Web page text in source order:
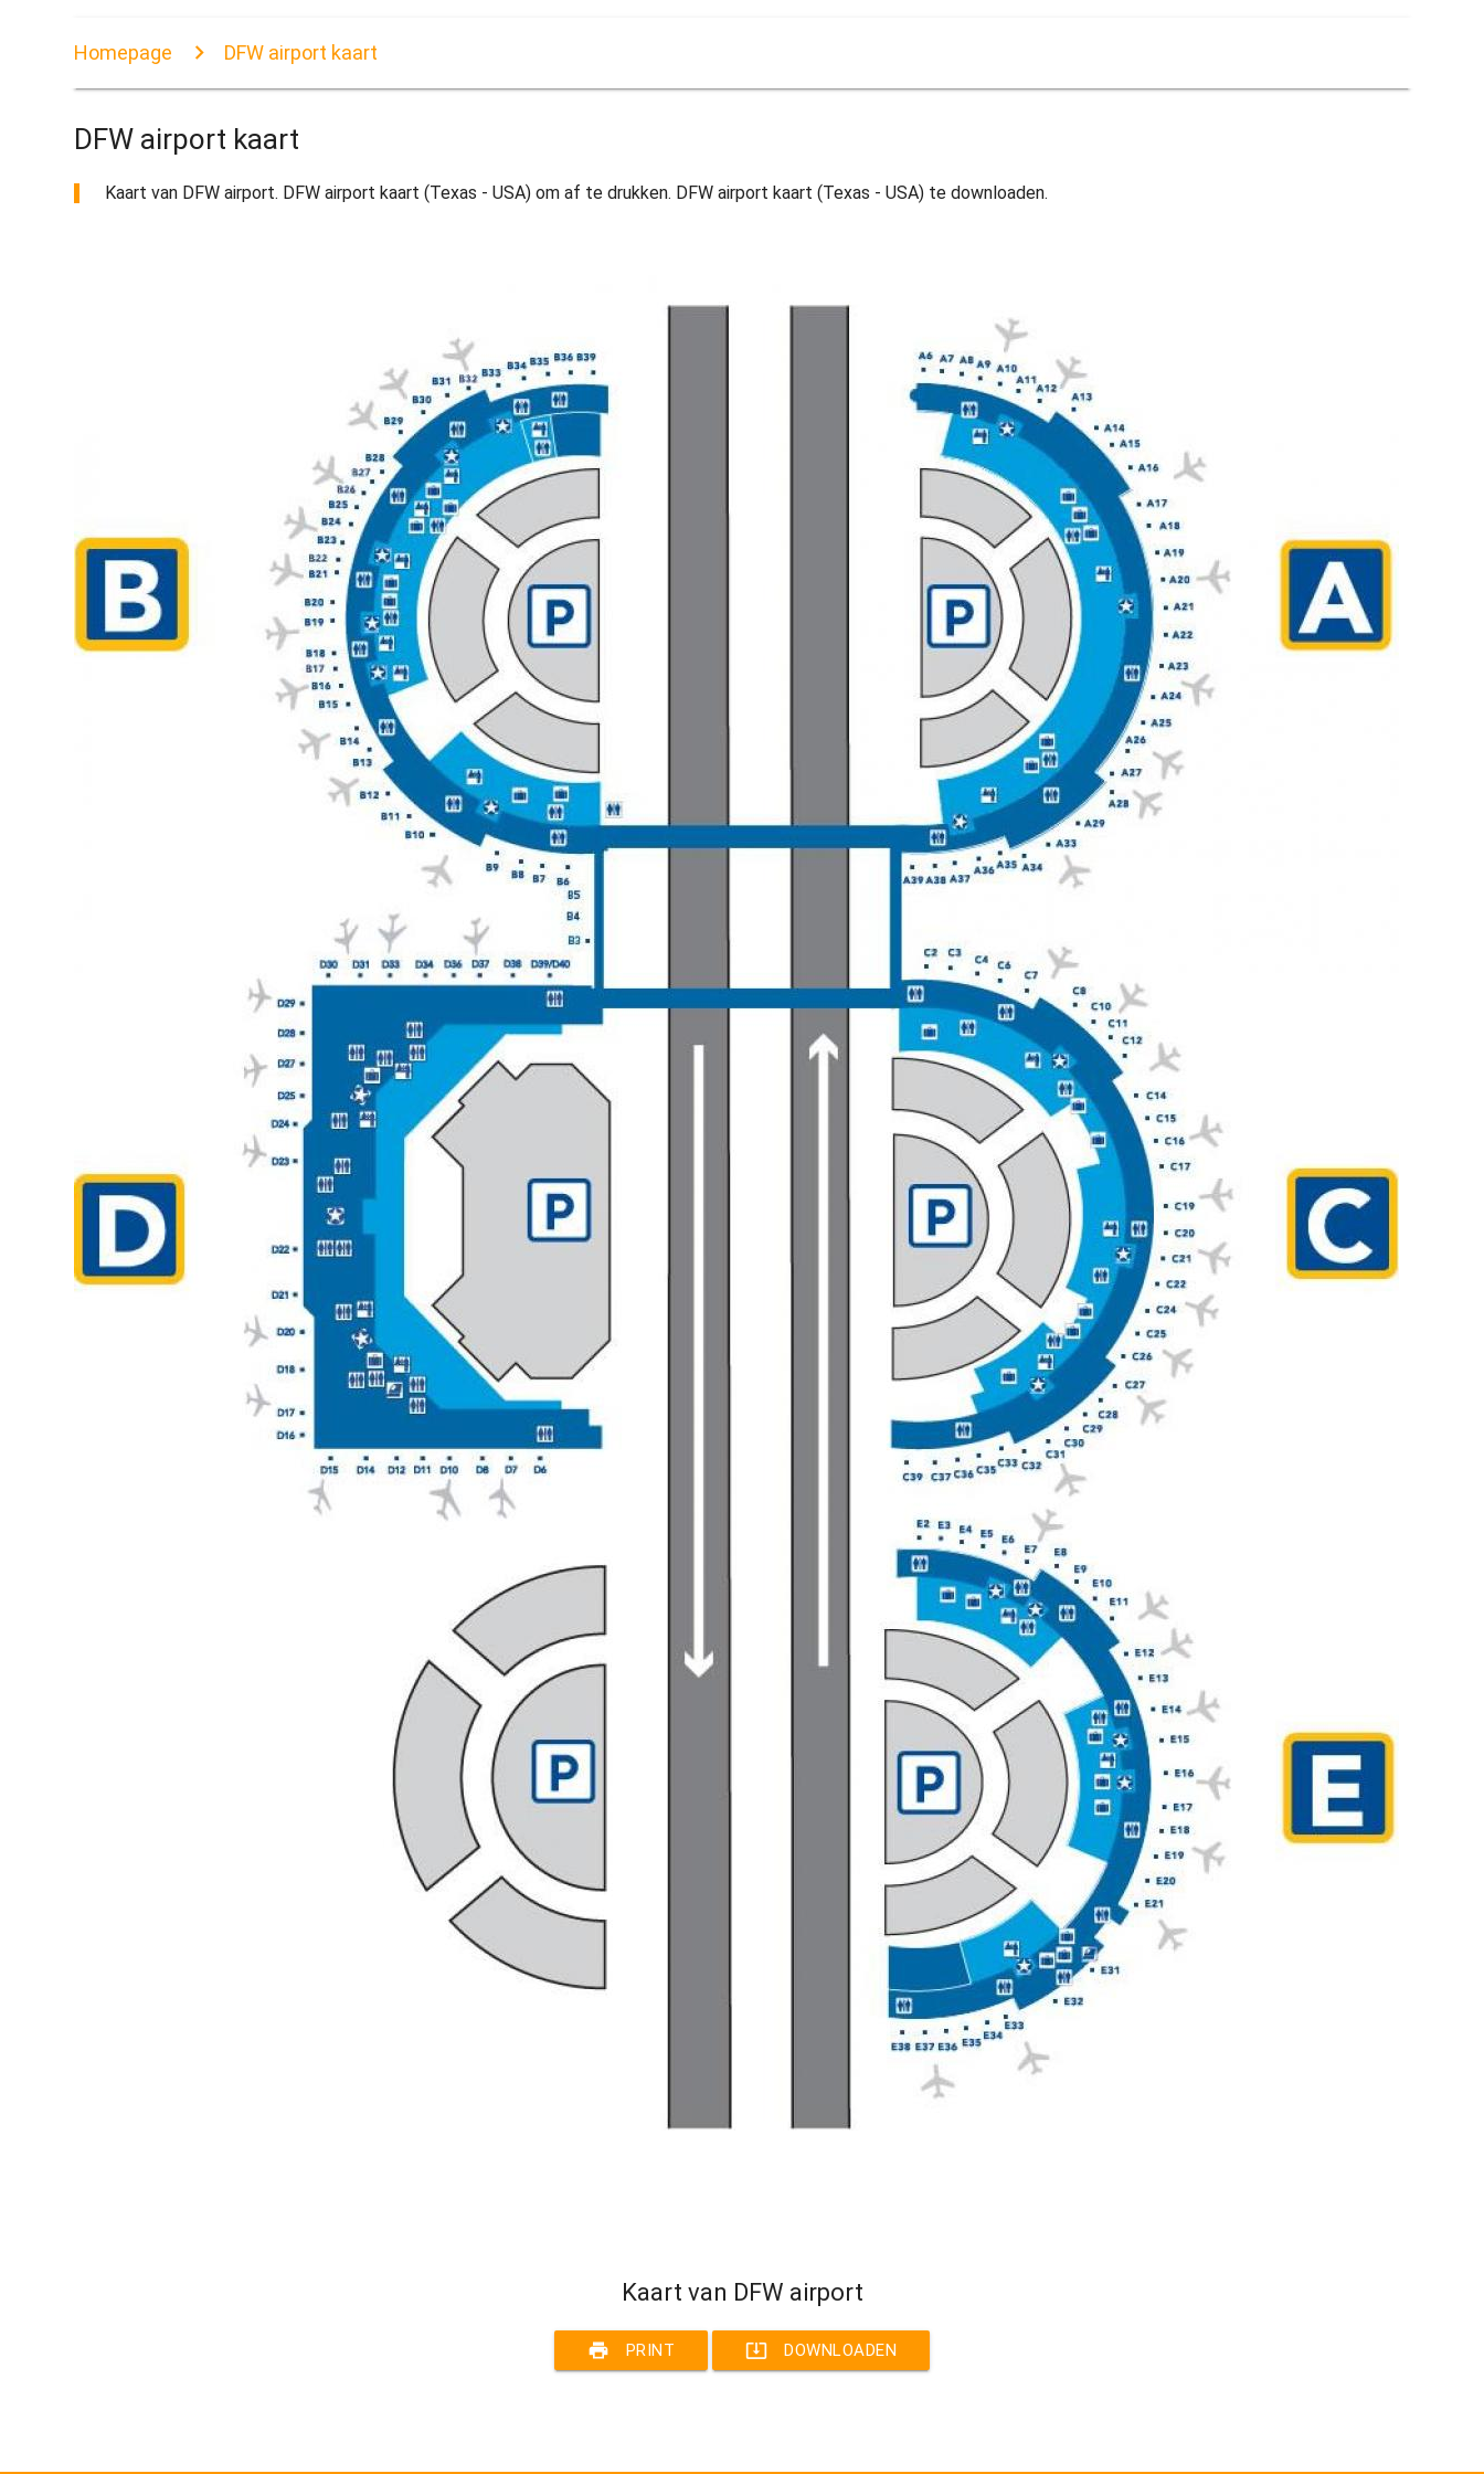
Homepage DFW airport kaart
DFW airport kaart
Kaart van DFW airport. DFW airport kaart (Texas - USA) om af te drukken. DFW airport kaart (Texas - USA) te downloaden.
Kaart van DFW airport
print PRINT system_update_alt DOWNLOADEN